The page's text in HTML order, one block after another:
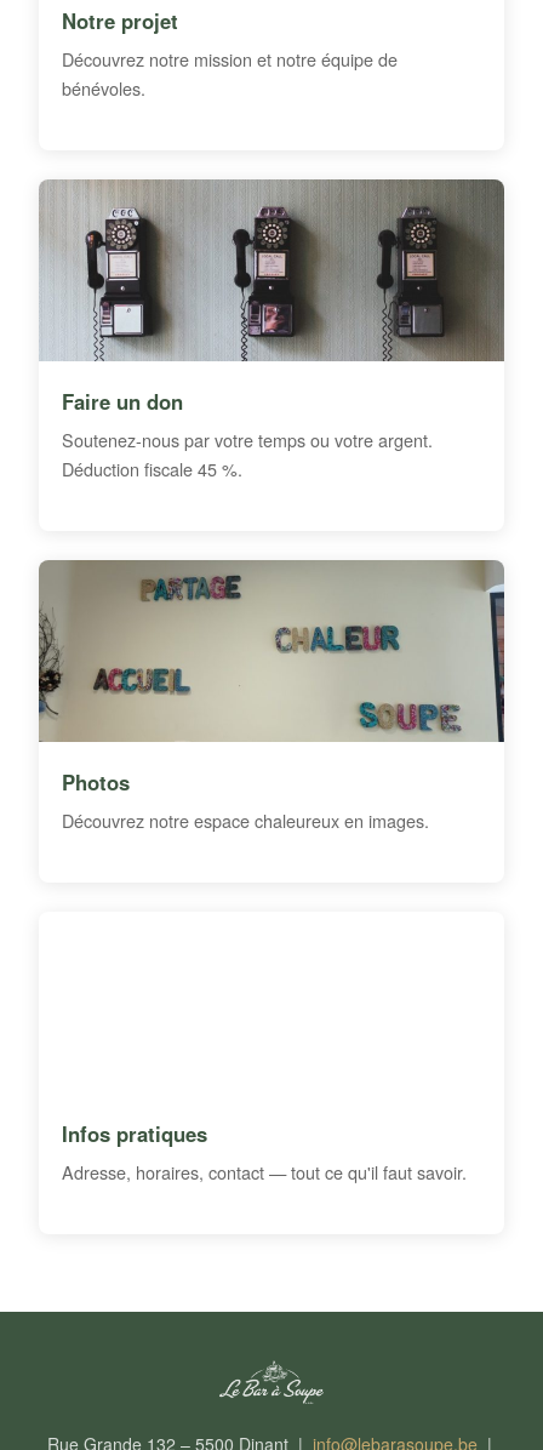
Notre projet
Découvrez notre mission et notre équipe de
bénévoles.
Faire un don
Soutenez-nous par votre temps ou votre argent.
Déduction fiscale 45 %.
Photos
Découvrez notre espace chaleureux en images.
Infos pratiques
Adresse, horaires, contact — tout ce qu'il faut savoir.
Rue Grande 132 – 5500 Dinant | info@lebarasoupe.be|